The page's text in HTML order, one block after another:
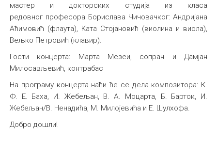
мастер и докторских студија из класа
редовног професора Борислава Чичовачког: Андријана
Аћимовић (флаута), Ката Стојановић (виолина и виола),
Вељко Петровић (клавир).
Гости концерта: Марта Мезеи, сопран и Дамјан
Милосављевић, контрабас
На програму концерта наћи ће се дела композитора: К.
Ф. Е. Баха, И. Жебељан, В. А. Моцарта, Б. Барток, И.
Жебељан/В. Ненадића, М. Милојевића и Е. Шулхофа.
Добро дошли!